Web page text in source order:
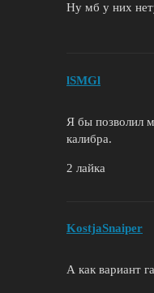
Ну мб у них
lSMGl
Я бы позволил
калибра.
2 лайка
KostjaSnaiper
А как вариант